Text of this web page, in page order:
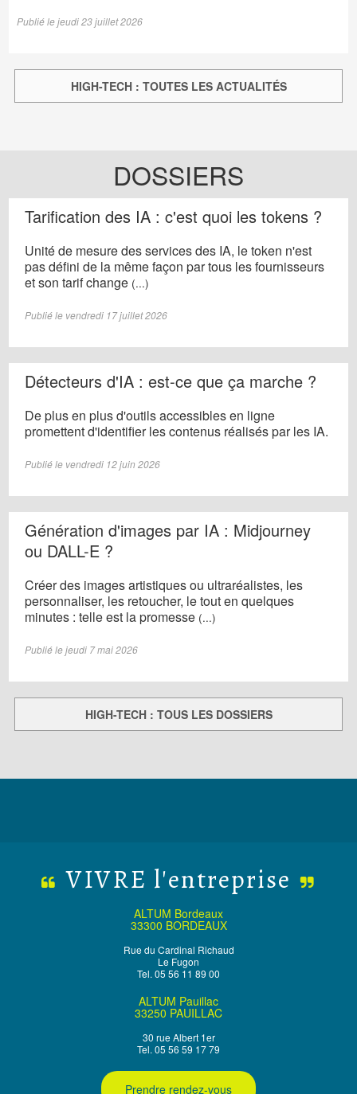
Nous contacter
Publié le jeudi 23 juillet 2026
HIGH-TECH : TOUTES LES ACTUALITÉS
DOSSIERS
Tarification des IA : c'est quoi les tokens ?
Unité de mesure des services des IA, le token n'est
pas défini de la même façon par tous les fournisseurs
et son tarif change (...)
Publié le vendredi 17 juillet 2026
Détecteurs d'IA : est-ce que ça marche ?
De plus en plus d'outils accessibles en ligne
promettent d'identifier les contenus réalisés par les IA.
Publié le vendredi 12 juin 2026
Génération d'images par IA : Midjourney
ou DALL-E ?
Créer des images artistiques ou ultraréalistes, les
personnaliser, les retoucher, le tout en quelques
minutes : telle est la promesse (...)
Publié le jeudi 7 mai 2026
HIGH-TECH : TOUS LES DOSSIERS
VIVRE l'entreprise
ALTUM Bordeaux
33300 BORDEAUX
Rue du Cardinal Richaud
Le Fugon
Tel. 05 56 11 89 00
ALTUM Pauillac
33250 PAUILLAC
30 rue Albert 1er
Tel. 05 56 59 17 79
Prendre rendez-vous